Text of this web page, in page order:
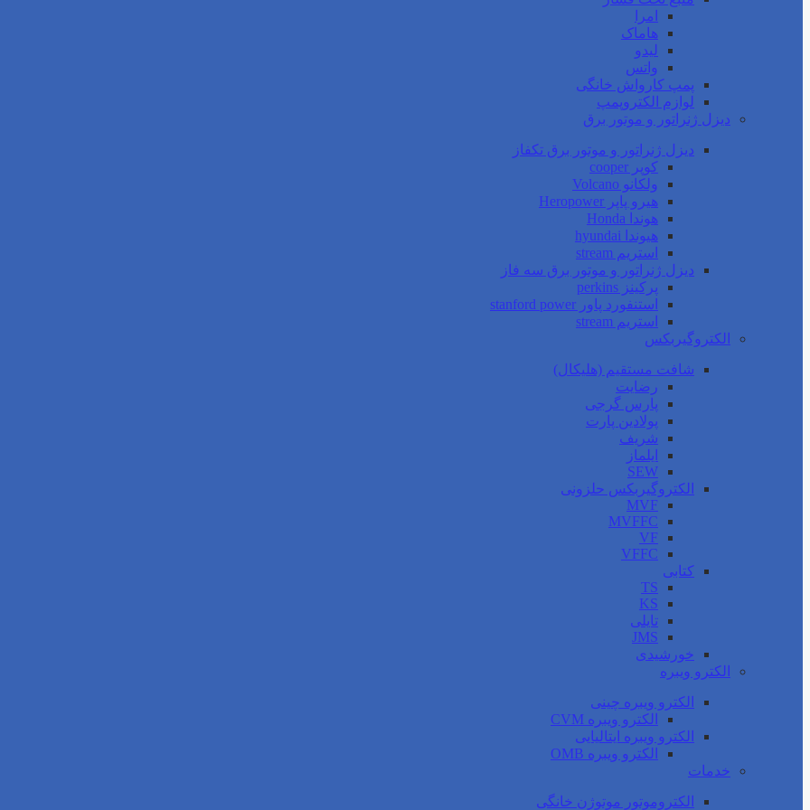
امرا
هاماک
لیدو
واتس
پمپ کارواش خانگی
لوازم الکتروپمپ
دیزل ژنراتور و موتور برق
دیزل ژنراتور و موتور برق تکفاز
کوپر cooper
ولکانو Volcano
هیرو پاپر Heropower
هوندا Honda
هیوندا hyundai
استریم stream
دیزل ژنراتور و موتور برق سه فاز
پرکینز perkins
استنفورد پاور stanford power
استریم stream
الکتروگیربکس
شافت مستقیم (هلیکال)
رضایت
پارس گرجی
پولادین پارت
شریف
ایلماز
SEW
الکتروگیربکس حلزونی
MVF
MVFFC
VF
VFFC
کتابی
TS
KS
تایلی
JMS
خورشیدی
الکترو ویبره
الکترو ویبره چینی
الکترو ویبره CVM
الکترو ویبره ایتالیایی
الکترو ویبره OMB
خدمات
الکتروموتور موتوژن خانگی